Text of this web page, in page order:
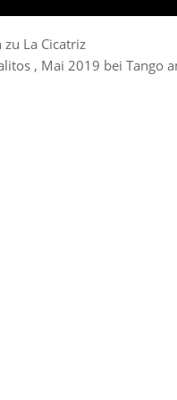
zu La Cicatriz
, Mai 2019 bei Tango